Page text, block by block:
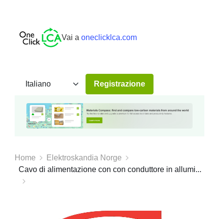
Vai a oneclicklca.com
Registrazione
Home
Elektroskandia Norge
Cavo di alimentazione con con conduttore in allumi...